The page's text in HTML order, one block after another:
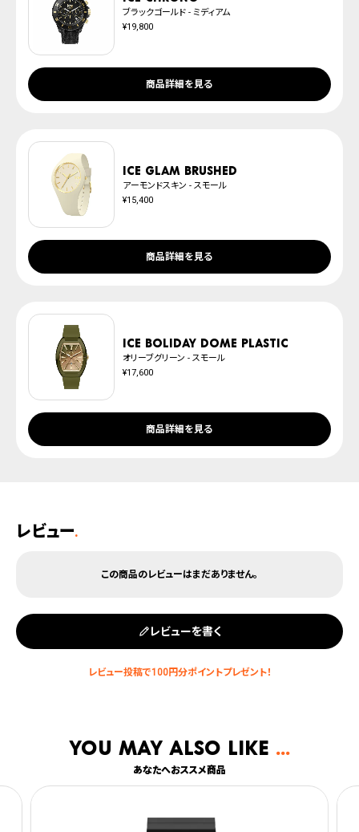
ブラックゴールド - ミディアム
¥19,800
商品詳細を見る
ICE glam brushed
アーモンドスキン - スモール
¥15,400
商品詳細を見る
ICE boliday dome plastic
オリーブグリーン - スモール
¥17,600
商品詳細を見る
レビュー.
レビューを書く
You may also like
あなたへおススメ商品